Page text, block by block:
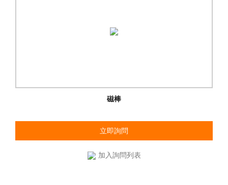
磁棒
立即詢問
加入詢問列表